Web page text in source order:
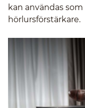
kan användas
hörlursförstärkare.